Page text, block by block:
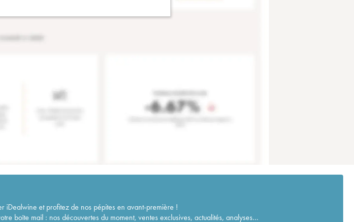
iDealwine et profitez de nos pépites en avant-première !
boîte mail : nos découvertes du moment, ventes exclusives, actualités, analyses...